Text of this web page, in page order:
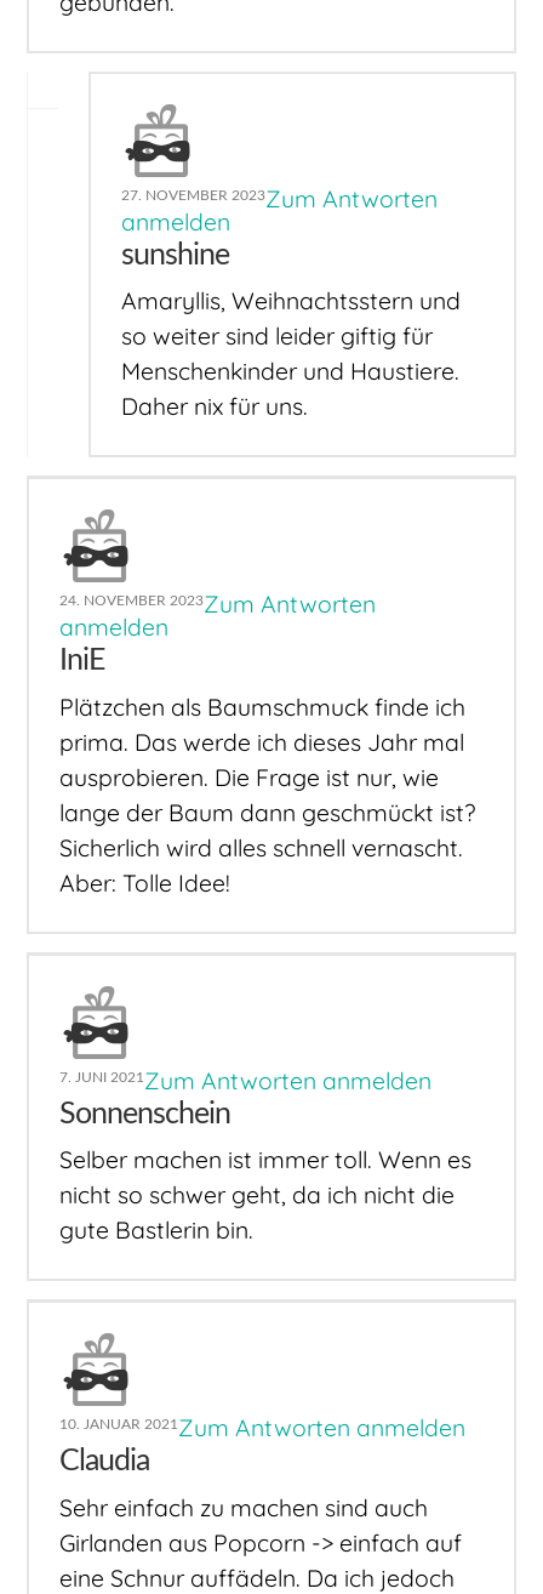
27. NOVEMBER 2023Zum Antworten
anmelden
sunshine
Amaryllis, Weihnachtsstern und
so weiter sind leider giftig für
Menschenkinder und Haustiere.
Daher nix für uns.
24. NOVEMBER 2023Zum Antworten
anmelden
IniE
Plätzchen als Baumschmuck finde ich
prima. Das werde ich dieses Jahr mal
ausprobieren. Die Frage ist nur, wie
lange der Baum dann geschmückt ist?
Sicherlich wird alles schnell vernascht.
Aber: Tolle Idee!
7. JUNI 2021 Zum Antworten anmelden
Sonnenschein
Selber machen ist immer toll. Wenn es
nicht so schwer geht, da ich nicht die
gute Bastlerin bin.
10. JANUAR 2021 Zum Antworten anmelden
Claudia
Sehr einfach zu machen sind auch
Girlanden aus Popcorn -> einfach auf
eine Schnur auffädeln. Da ich jedoch